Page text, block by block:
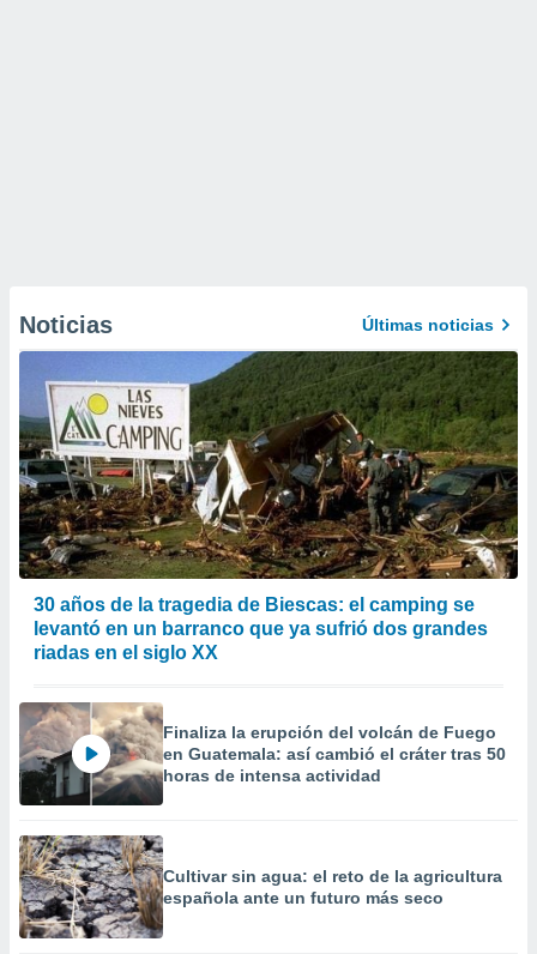
Noticias Últimas noticias
30 años de la tragedia de Biescas: el camping se
levantó en un barranco que ya sufrió dos grandes
riadas en el siglo XX
Finaliza la erupción del volcán de Fuego
en Guatemala: así cambió el cráter tras 50
horas de intensa actividad
Cultivar sin agua: el reto de la agricultura
española ante un futuro más seco